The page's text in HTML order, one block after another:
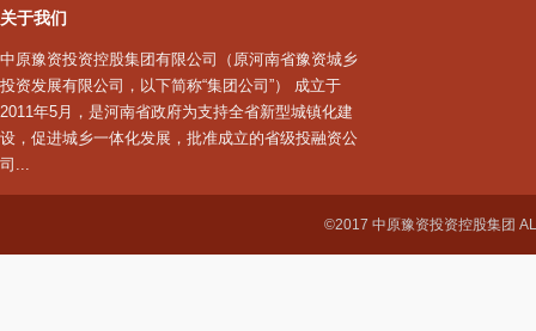
关于我们
中原豫资投资控股集团有限公司（原河南省豫资城乡
投资发展有限公司，以下简称“集团公司”） 成立于
2011年5月，是河南省政府为支持全省新型城镇化建
设，促进城乡一体化发展，批准成立的省级投融资公
司...
©2017 中原豫资投资控股集团